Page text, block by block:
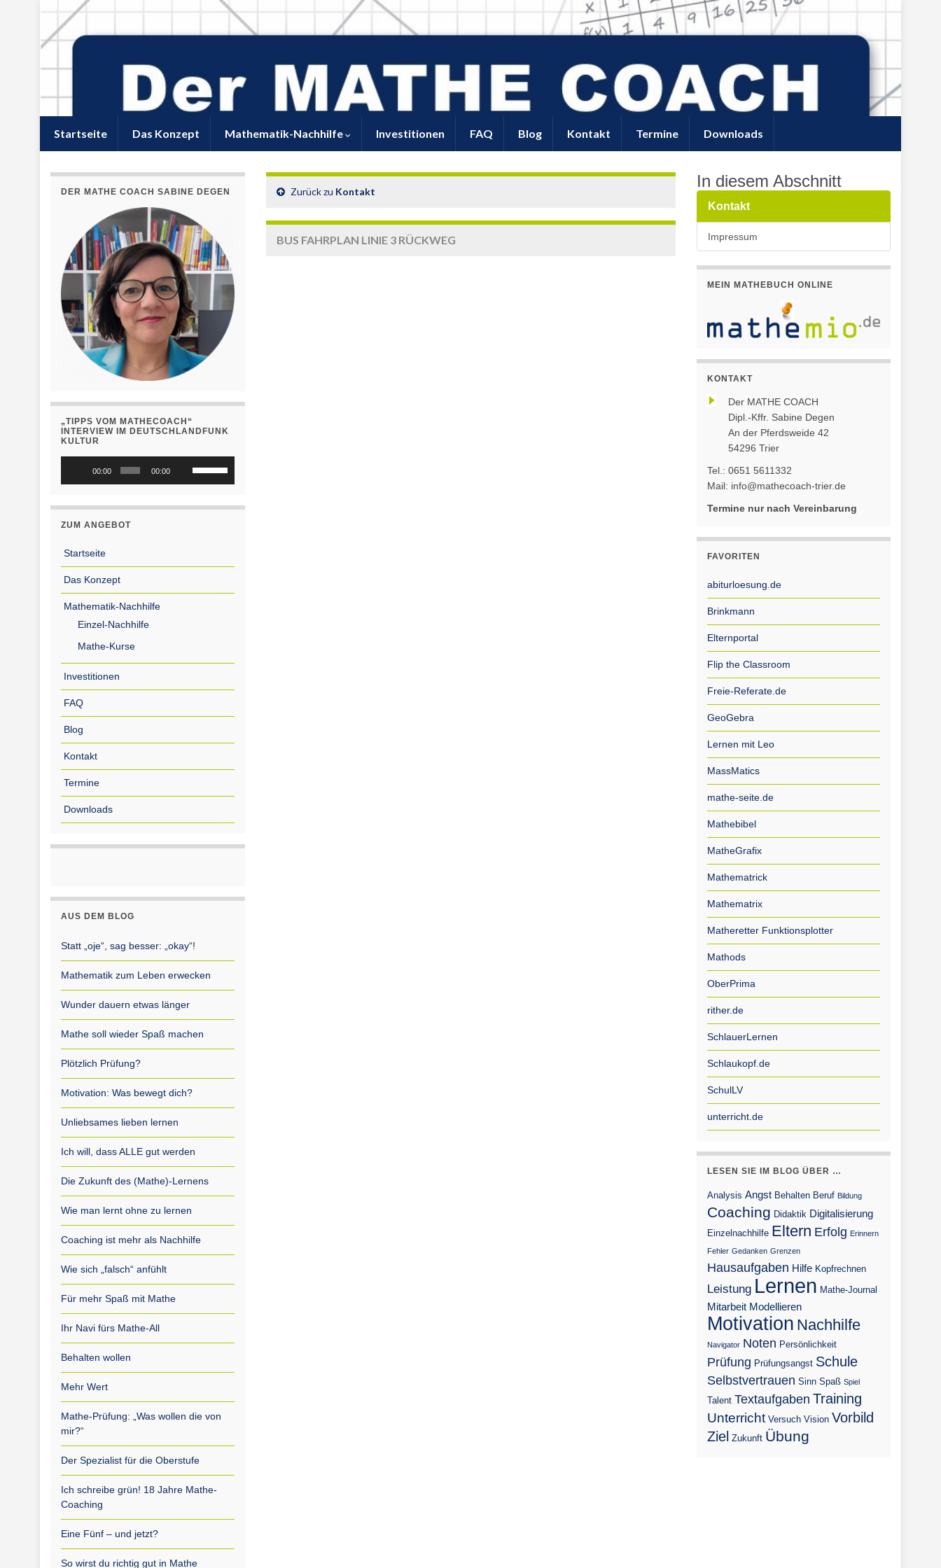
Startseite Das Konzept Mathematik-Nachhilfe Investitionen FAQ Blog Kontakt Termine Downloads
Zurück zu Kontakt
BUS FAHRPLAN LINIE 3 RÜCKWEG
DER MATHE COACH SABINE DEGEN
„TIPPS VOM MATHECOACH“
INTERVIEW IM DEUTSCHLANDFUNK
KULTUR
00:00 00:00
zu
ZUM ANGEBOT
Startseite
Das Konzept
Mathematik-Nachhilfe
Einzel-Nachhilfe
Mathe-Kurse
Investitionen
FAQ
Blog
Kontakt
Termine
Downloads
AUS DEM BLOG
Statt „oje“, sag besser: „okay“!
Mathematik zum Leben erwecken
Wunder dauern etwas länger
Mathe soll wieder Spaß machen
Plötzlich Prüfung?
Motivation: Was bewegt dich?
Unliebsames lieben lernen
Ich will, dass ALLE gut werden
Die Zukunft des (Mathe)-Lernens
Wie man lernt ohne zu lernen
Coaching ist mehr als Nachhilfe
Wie sich „falsch“ anfühlt
Für mehr Spaß mit Mathe
Ihr Navi fürs Mathe-All
Behalten wollen
Mehr Wert
Mathe-Prüfung: „Was wollen die von
mir?“
Der Spezialist für die Oberstufe
Ich schreibe grün! 18 Jahre Mathe-
Coaching
Eine Fünf – und jetzt?
So wirst du richtig gut in Mathe
In diesem Abschnitt
Kontakt
Impressum
MEIN MATHEBUCH ONLINE
KONTAKT
Der MATHE COACH
Dipl.-Kffr. Sabine Degen
An der Pferdsweide 42
54296 Trier
Tel.: 0651 5611332
Mail: info@mathecoach-trier.de
Termine nur nach Vereinbarung
FAVORITEN
abiturloesung.de
Brinkmann
Elternportal
Flip the Classroom
Freie-Referate.de
GeoGebra
Lernen mit Leo
MassMatics
mathe-seite.de
Mathebibel
MatheGrafix
Mathematrick
Mathematrix
Matheretter Funktionsplotter
Mathods
OberPrima
rither.de
SchlauerLernen
Schlaukopf.de
SchulLV
unterricht.de
LESEN SIE IM BLOG ÜBER …
Analysis Angst Behalten Beruf Bildung
Coaching Didaktik Digitalisierung
Einzelnachhilfe Eltern Erfolg Erinnern
Fehler Gedanken Grenzen
Hausaufgaben Hilfe Kopfrechnen
Leistung Lernen Mathe-Journal
Mitarbeit Modellieren
Motivation Nachhilfe
Navigator Noten Persönlichkeit
Prüfung Prüfungsangst Schule
Selbstvertrauen Sinn Spaß Spiel
Talent Textaufgaben Training
Unterricht Versuch Vision Vorbild
Ziel Zukunft Übung